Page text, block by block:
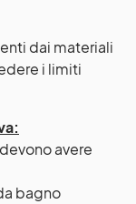
dai materiali
i limiti
avere
bagno